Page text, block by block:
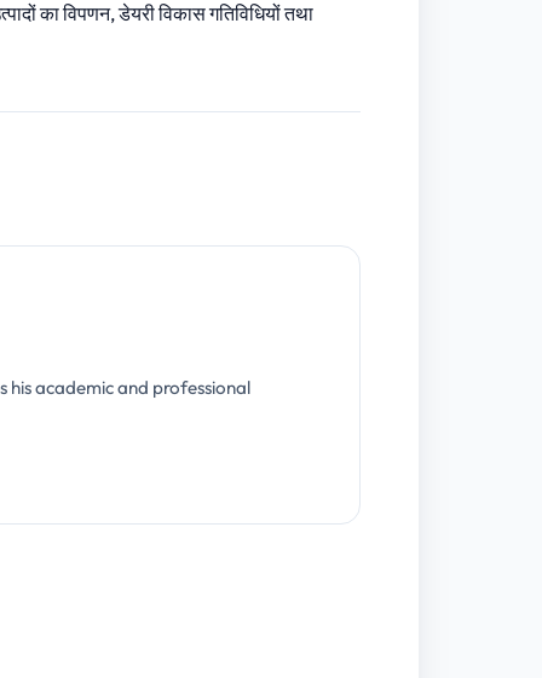
का विपणन, डेयरी विकास गतिविधियों तथा
his academic and professional